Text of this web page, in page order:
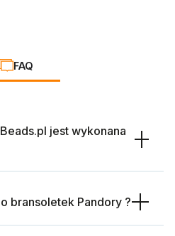
FAQ
jest wykonana
bransoletek Pandory ?